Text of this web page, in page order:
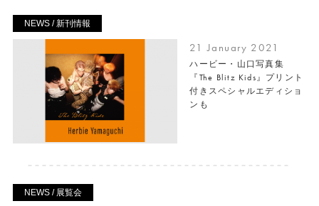
NEWS / 新刊情報
21 January 2021
ハービー・山口写真集
『The Blitz Kids』プリント
付きスペシャルエディショ
ンも
NEWS / 展覧会